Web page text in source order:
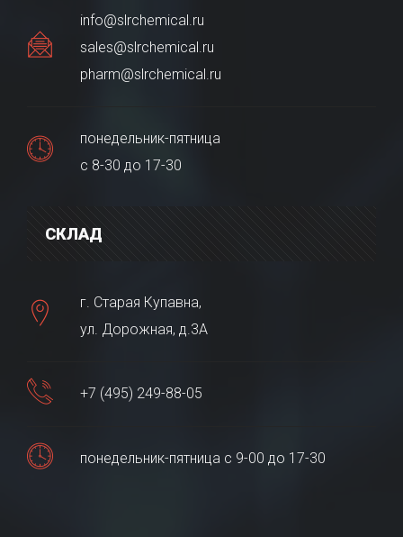
info@slrchemical.ru
sales@slrchemical.ru
pharm@slrchemical.ru
понедельник-пятница
с 8-30 до 17-30
СКЛАД
г. Старая Купавна,
ул. Дорожная, д.3А
+7 (495) 249-88-05
понедельник-пятница с 9-00 до 17-30